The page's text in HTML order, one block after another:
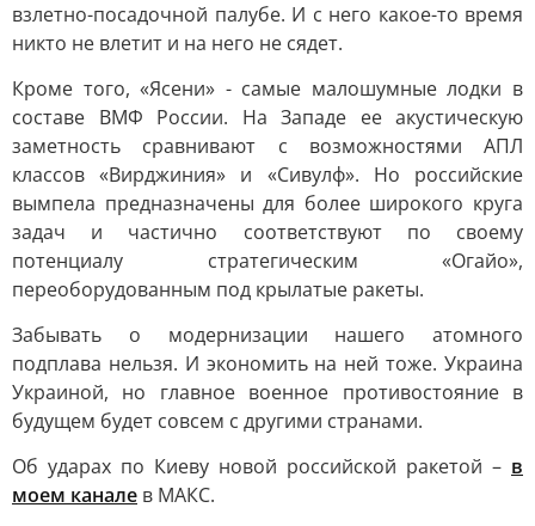
взлетно-посадочной палубе. И с него какое-то время
никто не влетит и на него не сядет.
Кроме того, «Ясени» - самые малошумные лодки в
составе ВМФ России. На Западе ее акустическую
заметность сравнивают с возможностями АПЛ
классов «Вирджиния» и «Сивулф». Но российские
вымпела предназначены для более широкого круга
задач и частично соответствуют по своему
потенциалу стратегическим «Огайо»,
переоборудованным под крылатые ракеты.
Забывать о модернизации нашего атомного
подплава нельзя. И экономить на ней тоже. Украина
Украиной, но главное военное противостояние в
будущем будет совсем с другими странами.
Об ударах по Киеву новой российской ракетой – в
моем канале в МАКС.